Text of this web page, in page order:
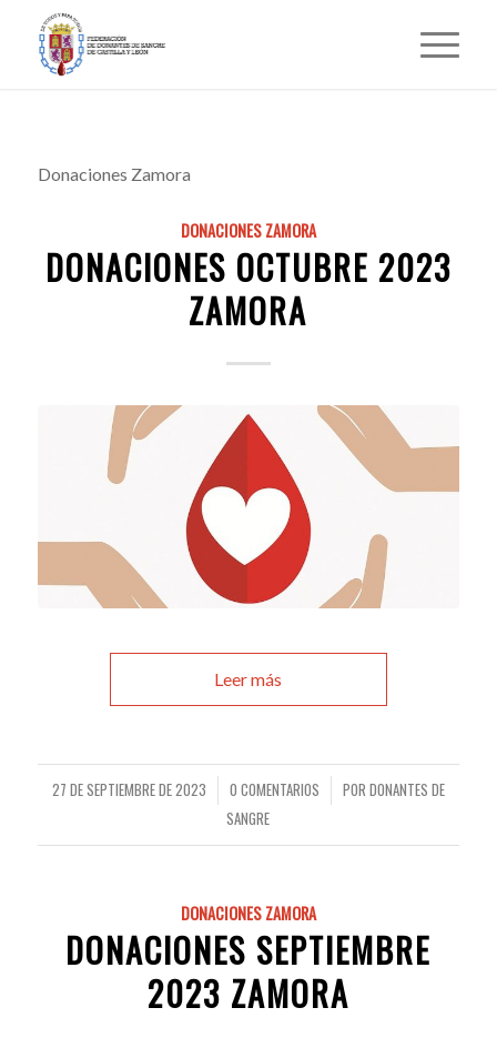
Donaciones Zamora
DONACIONES ZAMORA
DONACIONES OCTUBRE 2023
ZAMORA
Leer más
27 DE SEPTIEMBRE DE 2023
/ 0 COMENTARIOS
/ POR DONANTES DE
SANGRE
DONACIONES ZAMORA
DONACIONES SEPTIEMBRE
2023 ZAMORA